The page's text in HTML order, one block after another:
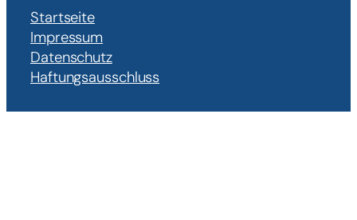
Startseite
Impressum
Datenschutz
Haftungsausschluss